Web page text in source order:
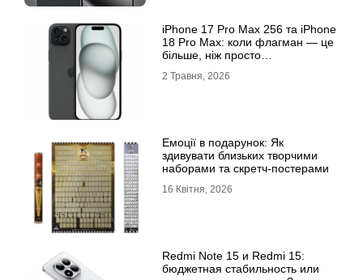
iРhone 17 Рro Мax 256 та iРhone
18 Рro Мax: коли флагман — це
більше, ніж просто
2 Травня, 2026
Емоції в подарунок: Як
здивувати близьких творчими
наборами та скретч-постерами
16 Квітня, 2026
Redmi Note 15 и Redmi 15:
бюджетная стабильность или